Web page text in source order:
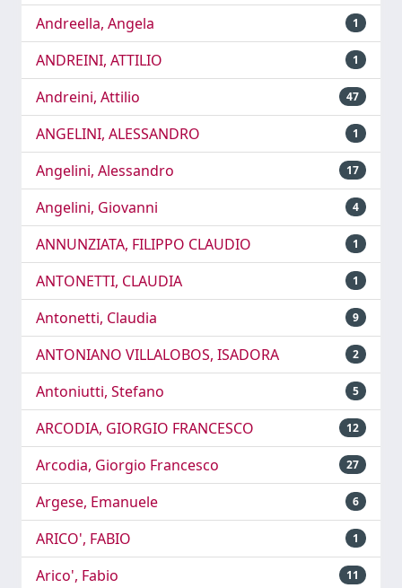
Andreella, Angela 1
ANDREINI, ATTILIO 1
Andreini, Attilio 47
ANGELINI, ALESSANDRO 1
Angelini, Alessandro 17
Angelini, Giovanni 4
ANNUNZIATA, FILIPPO CLAUDIO 1
ANTONETTI, CLAUDIA 1
Antonetti, Claudia 9
ANTONIANO VILLALOBOS, ISADORA 2
Antoniutti, Stefano 5
ARCODIA, GIORGIO FRANCESCO 12
Arcodia, Giorgio Francesco 27
Argese, Emanuele 6
ARICO', FABIO 1
Arico', Fabio 11